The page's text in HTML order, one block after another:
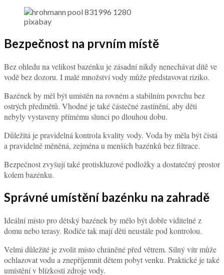
pixabay
Bezpečnost na prvním místě
Bez ohledu na velikost bazénku je zásadní nikdy nenechávat dítě ve
vodě bez dozoru. I malé množství vody může představovat riziko.
Bazének by měl být umístěn na rovném a stabilním povrchu bez
ostrých předmětů. Vhodné je také částečné zastínění, aby děti
nebyly vystaveny přímému slunci po dlouhou dobu.
Důležitá je pravidelná kontrola kvality vody. Voda by měla být čistá
a pravidelně měněná, zejména u menších bazénků bez filtrace.
Bezpečnost zvyšují také protiskluzové podložky a dostatečný prostor
kolem bazénku.
Správné umístění bazénku na zahradě
Ideální místo pro dětský bazének by mělo být dobře viditelné z
domu nebo terasy. Rodiče tak mají děti neustále pod kontrolou.
Velmi důležité je zvolit místo chráněné před větrem. Silný vítr může
ochlazovat vodu a znepříjemnit dětem pobyt venku. Praktické je také
umístění v blízkosti zdroje vody.